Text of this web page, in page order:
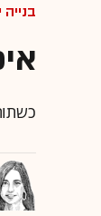
בנייה